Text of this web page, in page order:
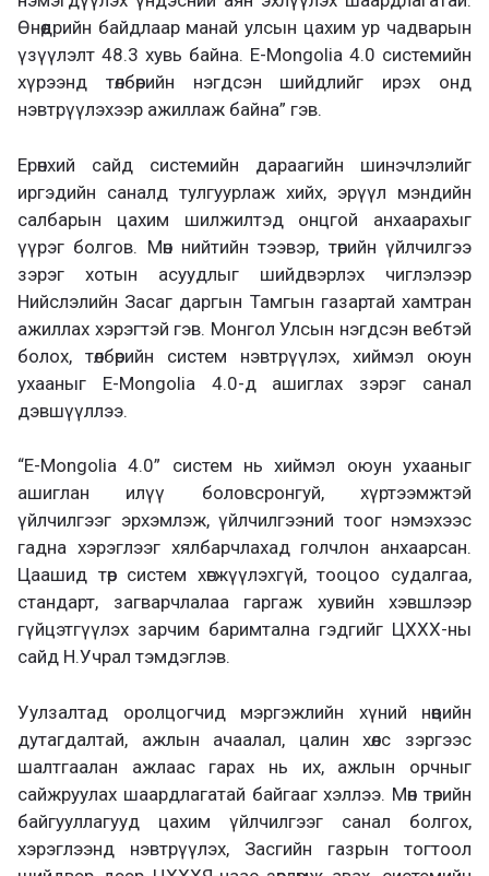
Өнөөдрийн байдлаар манай улсын цахим ур чадварын
үзүүлэлт 48.3 хувь байна. E-Mongolia 4.0 системийн
хүрээнд төлбөрийн нэгдсэн шийдлийг ирэх онд
нэвтрүүлэхээр ажиллаж байна” гэв.
Ерөнхий сайд системийн дараагийн шинэчлэлийг
иргэдийн саналд тулгуурлаж хийх, эрүүл мэндийн
салбарын цахим шилжилтэд онцгой анхаарахыг
үүрэг болгов. Мөн нийтийн тээвэр, төрийн үйлчилгээ
зэрэг хотын асуудлыг шийдвэрлэх чиглэлээр
Нийслэлийн Засаг даргын Тамгын газартай хамтран
ажиллах хэрэгтэй гэв. Монгол Улсын нэгдсэн вебтэй
болох, төлбөрийн систем нэвтрүүлэх, хиймэл оюун
ухааныг E-Mongolia 4.0-д ашиглах зэрэг санал
дэвшүүллээ.
“E-Mongolia 4.0” систем нь хиймэл оюун ухааныг
ашиглан илүү боловсронгуй, хүртээмжтэй
үйлчилгээг эрхэмлэж, үйлчилгээний тоог нэмэхээс
гадна хэрэглээг хялбарчлахад голчлон анхаарсан.
Цаашид төр систем хөгжүүлэхгүй, тооцоо судалгаа,
стандарт, загварчлалаа гаргаж хувийн хэвшлээр
гүйцэтгүүлэх зарчим баримтална гэдгийг ЦХХХ-ны
сайд Н.Учрал тэмдэглэв.
Уулзалтад оролцогчид мэргэжлийн хүний нөөцийн
дутагдалтай, ажлын ачаалал, цалин хөлс зэргээс
шалтгаалан ажлаас гарах нь их, ажлын орчныг
сайжруулах шаардлагатай байгааг хэллээ. Мөн төрийн
байгууллагууд цахим үйлчилгээг санал болгох,
хэрэглээнд нэвтрүүлэх, Засгийн газрын тогтоол